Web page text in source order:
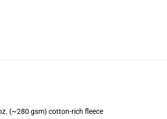
(~280 gsm) cotton-rich fleece